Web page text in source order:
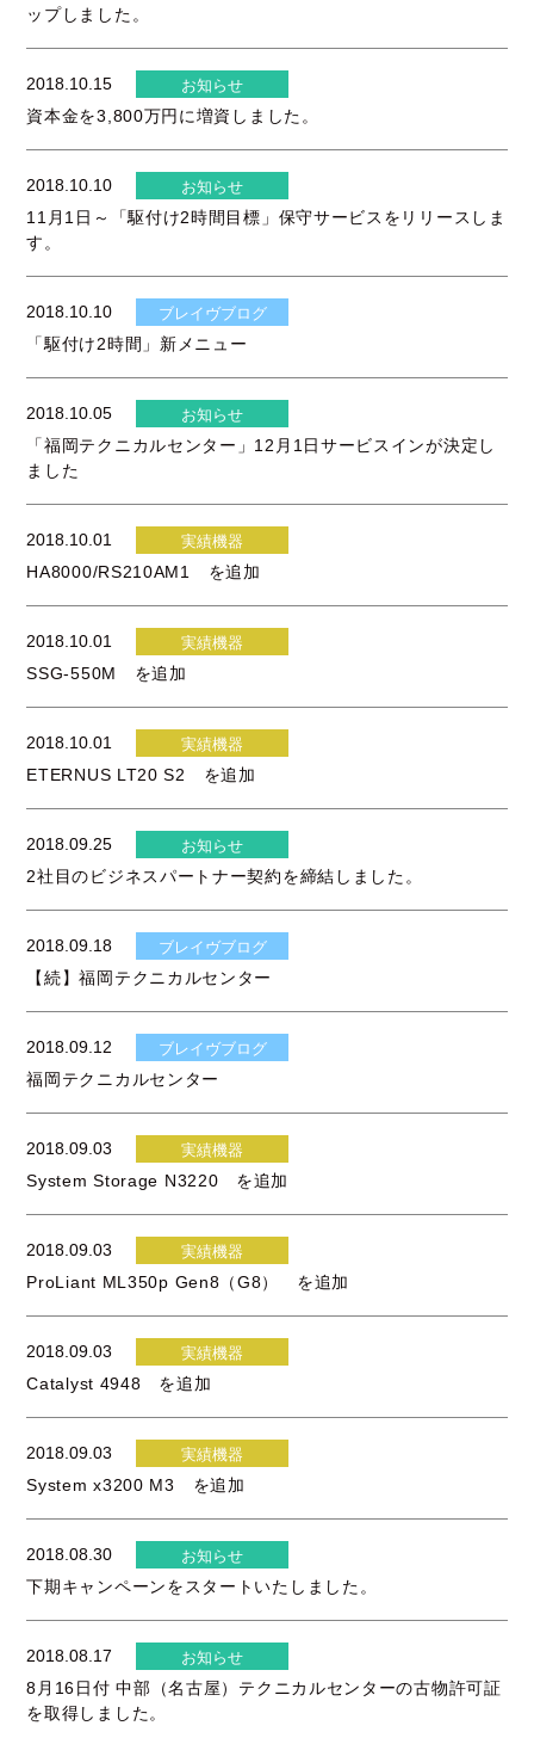
ップしました。
2018.10.15 お知らせ
資本金を3,800万円に増資しました。
2018.10.10 お知らせ
11月1日～「駆付け2時間目標」保守サービスをリリースしま
す。
2018.10.10 ブレイヴブログ
「駆付け2時間」新メニュー
2018.10.05 お知らせ
「福岡テクニカルセンター」12月1日サービスインが決定し
ました
2018.10.01 実績機器
HA8000/RS210AM1 を追加
2018.10.01 実績機器
SSG-550M を追加
2018.10.01 実績機器
ETERNUS LT20 S2 を追加
2018.09.25 お知らせ
2社目のビジネスパートナー契約を締結しました。
2018.09.18 ブレイヴブログ
【続】福岡テクニカルセンター
2018.09.12 ブレイヴブログ
福岡テクニカルセンター
2018.09.03 実績機器
System Storage N3220 を追加
2018.09.03 実績機器
ProLiant ML350p Gen8（G8） を追加
2018.09.03 実績機器
Catalyst 4948 を追加
2018.09.03 実績機器
System x3200 M3 を追加
2018.08.30 お知らせ
下期キャンペーンをスタートいたしました。
2018.08.17 お知らせ
8月16日付 中部（名古屋）テクニカルセンターの古物許可証
を取得しました。